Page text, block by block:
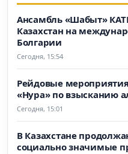
Ансамбль «Шабыт»
Казахстан на
Болгарии
Сегодня, 15:54
Рейдовые
«Нура» по взысканию
Сегодня, 15:01
В Казахстане
социально значимые